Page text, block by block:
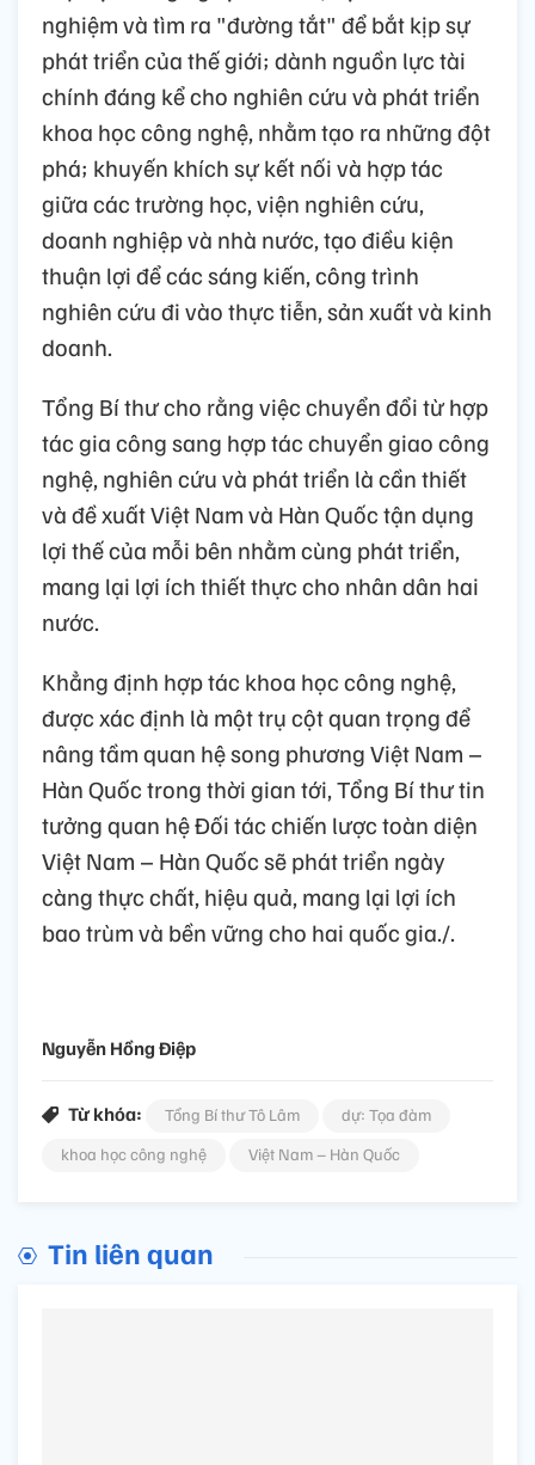
nghiệm và tìm ra "đường tắt" để bắt kịp sự
phát triển của thế giới; dành nguồn lực tài
chính đáng kể cho nghiên cứu và phát triển
khoa học công nghệ, nhằm tạo ra những đột
phá; khuyến khích sự kết nối và hợp tác
giữa các trường học, viện nghiên cứu,
doanh nghiệp và nhà nước, tạo điều kiện
thuận lợi để các sáng kiến, công trình
nghiên cứu đi vào thực tiễn, sản xuất và kinh
doanh.
Tổng Bí thư cho rằng việc chuyển đổi từ hợp
tác gia công sang hợp tác chuyển giao công
nghệ, nghiên cứu và phát triển là cần thiết
và đề xuất Việt Nam và Hàn Quốc tận dụng
lợi thế của mỗi bên nhằm cùng phát triển,
mang lại lợi ích thiết thực cho nhân dân hai
nước.
Khẳng định hợp tác khoa học công nghệ,
được xác định là một trụ cột quan trọng để
nâng tầm quan hệ song phương Việt Nam –
Hàn Quốc trong thời gian tới, Tổng Bí thư tin
tưởng quan hệ Đối tác chiến lược toàn diện
Việt Nam – Hàn Quốc sẽ phát triển ngày
càng thực chất, hiệu quả, mang lại lợi ích
bao trùm và bền vững cho hai quốc gia./.
Nguyễn Hồng Điệp
Từ khóa: Tổng Bí thư Tô Lâm
dự: Tọa đàm
khoa học công nghệ
Việt Nam – Hàn Quốc
Tin liên quan